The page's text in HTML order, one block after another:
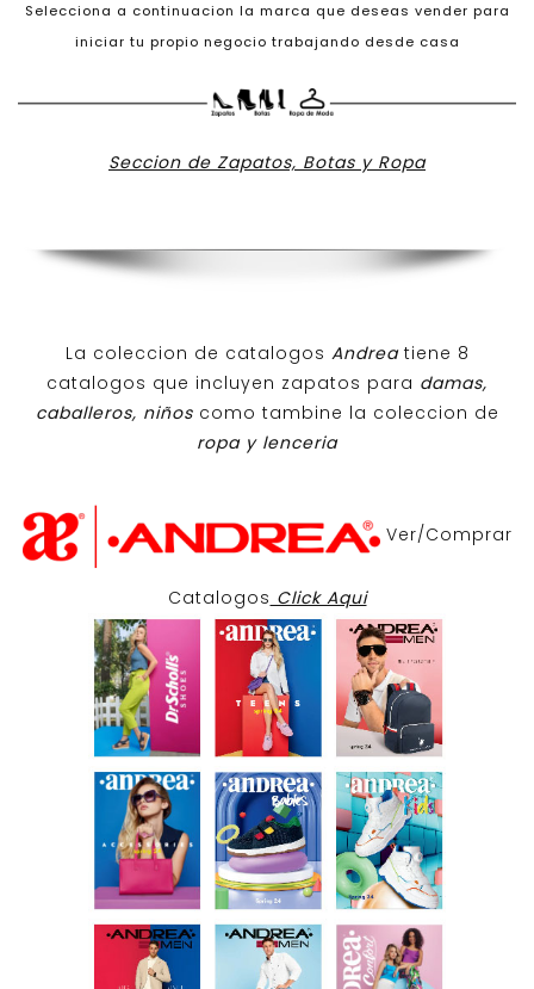
Selecciona a continuacion la marca que deseas vender para
iniciar tu propio negocio trabajando desde casa
Seccion de Zapatos, Botas y Ropa
La coleccion de catalogos Andreatiene 8
catalogos que incluyen zapatos para damas,
caballeros, niños como tambine la coleccion de
ropa y lenceria
Ver/Comprar
Catalogos Click Aqui